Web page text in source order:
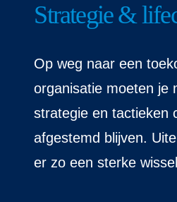
Strategie &
Op weg naar een
organisatie moeten je
strategie en tactieken
afgestemd blijven.
er zo een sterke